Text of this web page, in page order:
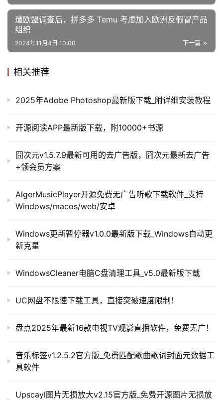
遭欧盟调查后，拼多多 Temu 考虑加入欧洲反假冒产品
组织
下一篇
2024年11月4日 10:00
相关推荐
2025年Adobe Photoshop最新版下载_附详细安装教程
开源阅读APP最新版下载，附10000+书源
囧次元v1.5.7.9最新可用的去广告版，囧次元最新去广告
+领会员方案
AlgerMusicPlayer开源免费无广告听歌下载软件_支持
Windows/macos/web/安卓
Windows更新暂停器v1.0.0最新版下载_Windows自动更
新克星
WindowsCleaner电脑C盘清理工具_v5.0最新版下载
UC网盘不限速下载工具，直接突破速度限制！
盘点2025年最新16款电视TV观影直播软件，免费无广！
音乐标签v1.2.5.2官方版_免费匹配歌曲歌词封面元数据工
具软件
Upscayl图片无损放大v2.15官方版_免费开源图片无损放